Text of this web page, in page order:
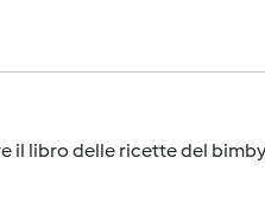
il libro delle ricette del